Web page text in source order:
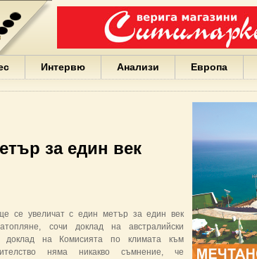
Варна
България
Портних
Facebook
ЕС
Борисов
Европа
Йорданов
българи
Гърция
бизнес
google
деца
Интервю Анализи Европа
за един век
се увеличат с един метър за един век
сочи доклад на австралийски
доклад на Комисията по климата към
няма никакво съмнение, че